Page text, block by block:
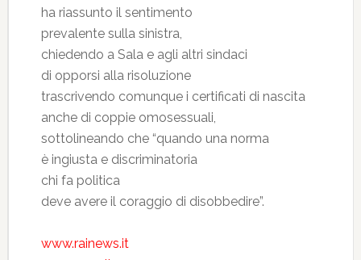
ha riassunto il sentimento
prevalente sulla sinistra,
chiedendo a Sala e agli altri sindaci
di opporsi alla risoluzione
trascrivendo comunque i certificati di nascita
anche di coppie omosessuali,
sottolineando che “quando una norma
è ingiusta e discriminatoria
chi fa politica
deve avere il coraggio di disobbedire”.
www.rainews.it